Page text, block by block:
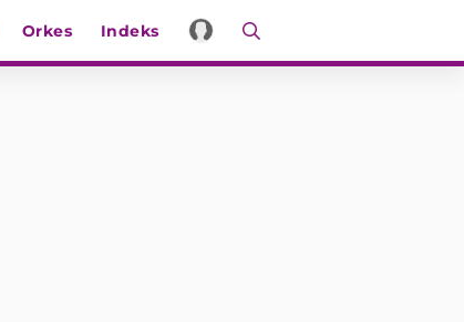
Orkes Indeks